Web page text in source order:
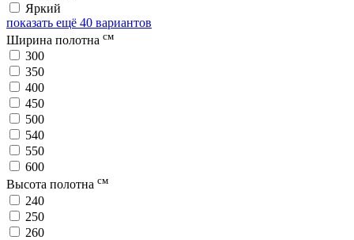
Яркий
показать ещё 40 вариантов
Ширина полотна см
300
350
400
450
500
540
550
600
Высота полотна см
240
250
260